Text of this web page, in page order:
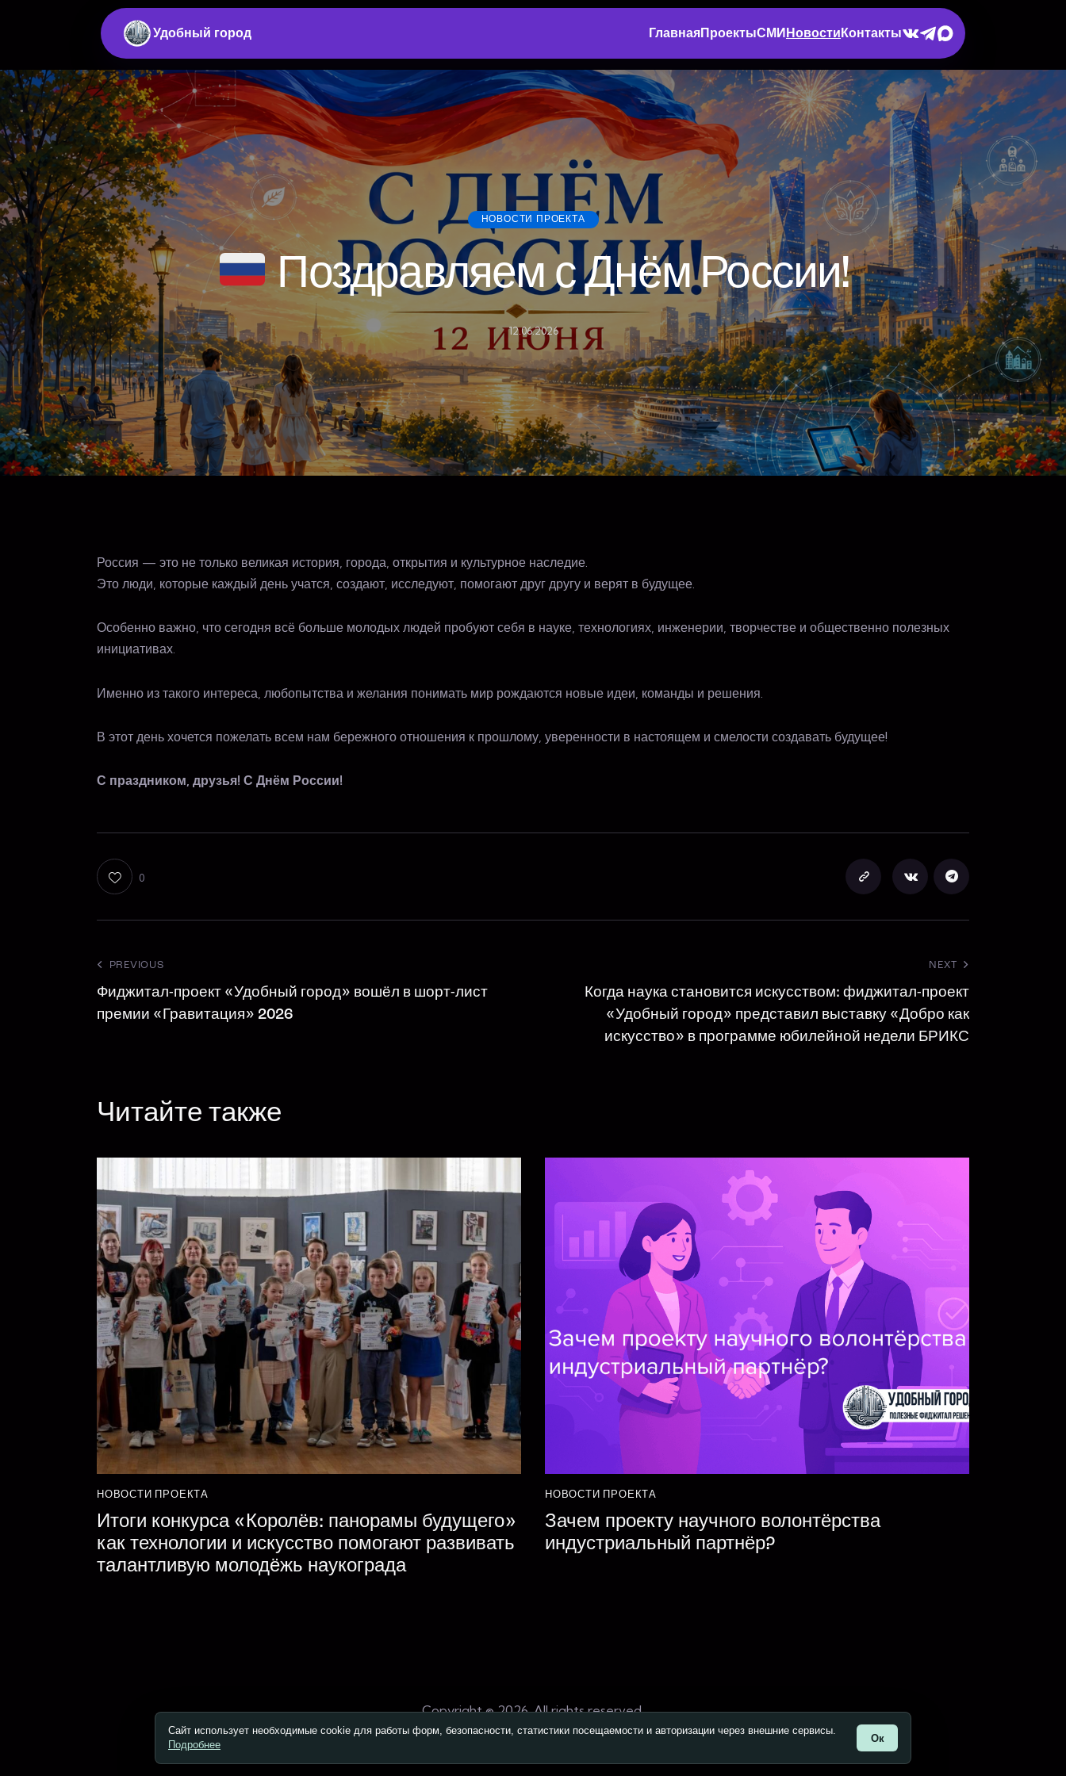
Удобный город ГлавнаяПроектыСМИ Новости Контакты
НОВОСТИ ПРОЕКТА
Поздравляем с Днём России!
12.06.2026
Россия — это не только великая история, города, открытия и культурное наследие.
Это люди, которые каждый день учатся, создают, исследуют, помогают друг другу и верят в будущее.
Особенно важно, что сегодня всё больше молодых людей пробуют себя в науке, технологиях, инженерии, творчестве и общественно полезных
инициативах.
Именно из такого интереса, любопытства и желания понимать мир рождаются новые идеи, команды и решения.
В этот день хочется пожелать всем нам бережного отношения к прошлому, уверенности в настоящем и смелости создавать будущее!
С праздником, друзья! С Днём России!
0
PREVIOUS
Фиджитал-проект «Удобный город» вошёл в шорт-лист
премии «Гравитация» 2026
NEXT
Когда наука становится искусством: фиджитал-проект
«Удобный город» представил выставку «Добро как
искусство» в программе юбилейной недели БРИКС
Читайте также
НОВОСТИ ПРОЕКТА
Итоги конкурса «Королёв: панорамы будущего»
как технологии и искусство помогают развивать
талантливую молодёжь наукограда
НОВОСТИ ПРОЕКТА
Зачем проекту научного волонтёрства
индустриальный партнёр?
Copyright © 2026. All rights reserved.
Сайт использует необходимые cookie для работы форм, безопасности, статистики посещаемости и авторизации через внешние сервисы.
Подробнее
Ок